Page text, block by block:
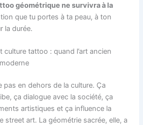
géométrique ne survivra à la
que tu portes à ta peau, à ton
la durée.
culture tattoo : quand l’art ancien
pas en dehors de la culture. Ça
ça dialogue avec la société, ça
artistiques et ça influence la
street art. La géométrie sacrée, elle, a